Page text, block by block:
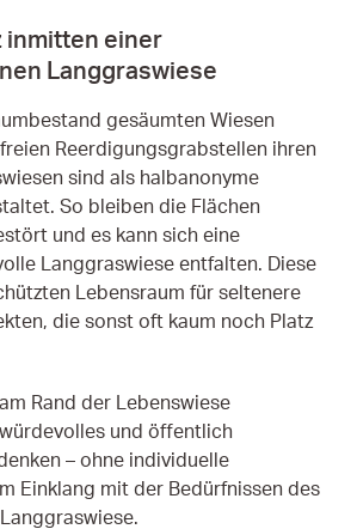
inmitten einer
Langgraswiese
gesäumten Wiesen
Reerdigungsgrabstellen ihren
sind als halbanonyme
So bleiben die Flächen
und es kann sich eine
Langgraswiese entfalten. Diese
Lebensraum für seltenere
die sonst oft kaum noch Platz
Rand der Lebenswiese
und öffentlich
– ohne individuelle
Einklang mit der Bedürfnissen des